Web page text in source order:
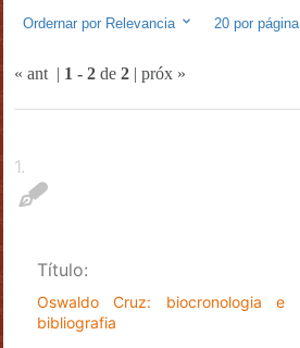
Ordernar por Relevancia 20por página
« ant | 1 - 2de 2| próx »
1.
Título:
Oswaldo Cruz: biocronologia e
bibliografia